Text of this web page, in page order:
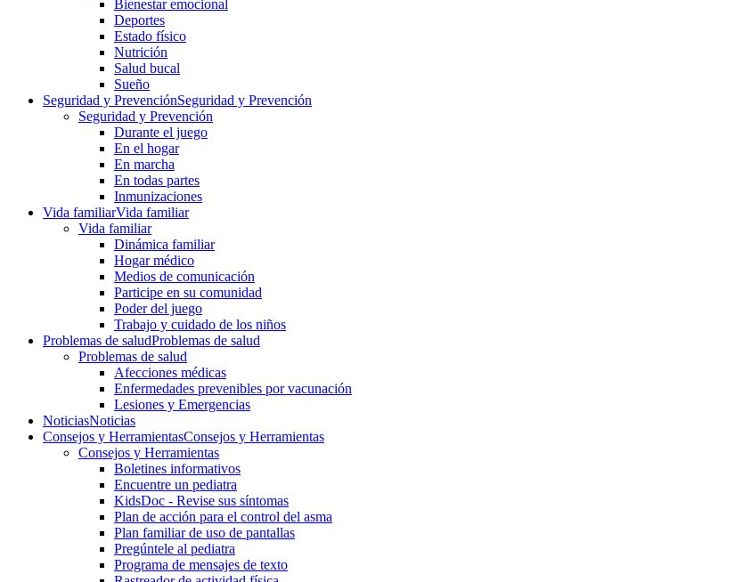
Bienestar emocional
Deportes
Estado físico
Nutrición
Salud bucal
Sueño
Seguridad y PrevenciónSeguridad y Prevención
Seguridad y Prevención
Durante el juego
En el hogar
En marcha
En todas partes
Inmunizaciones
Vida familiarVida familiar
Vida familiar
Dinámica familiar
Hogar médico
Medios de comunicación
Participe en su comunidad
Poder del juego
Trabajo y cuidado de los niños
Problemas de saludProblemas de salud
Problemas de salud
Afecciones médicas
Enfermedades prevenibles por vacunación
Lesiones y Emergencias
NoticiasNoticias
Consejos y HerramientasConsejos y Herramientas
Consejos y Herramientas
Boletines informativos
Encuentre un pediatra
KidsDoc - Revise sus síntomas
Plan de acción para el control del asma
Plan familiar de uso de pantallas
Pregúntele al pediatra
Programa de mensajes de texto